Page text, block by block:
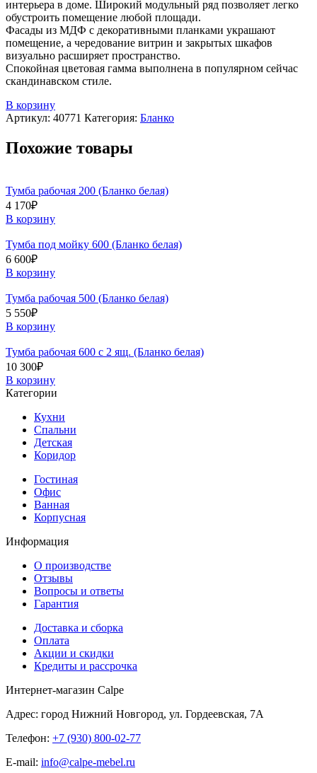
интерьера в доме. Широкий модульный ряд позволяет легко
обустроить помещение любой площади.
Фасады из МДФ с декоративными планками украшают
помещение, а чередование витрин и закрытых шкафов
визуально расширяет пространство.
Спокойная цветовая гамма выполнена в популярном сейчас
скандинавском стиле.
В корзину
Артикул: 40771 Категория: Бланко
Похожие товары
Тумба рабочая 200 (Бланко белая)
4 170₽
В корзину
Тумба под мойку 600 (Бланко белая)
6 600₽
В корзину
Тумба рабочая 500 (Бланко белая)
5 550₽
В корзину
Тумба рабочая 600 с 2 ящ. (Бланко белая)
10 300₽
В корзину
Категории
Кухни
Спальни
Детская
Коридор
Гостиная
Офис
Ванная
Корпусная
Информация
О производстве
Отзывы
Вопросы и ответы
Гарантия
Доставка и сборка
Оплата
Акции и скидки
Кредиты и рассрочка
Интернет-магазин Calpe
Адрес: город Нижний Новгород, ул. Гордеевская, 7А
Телефон: +7 (930) 800-02-77
E-mail: info@calpe-mebel.ru